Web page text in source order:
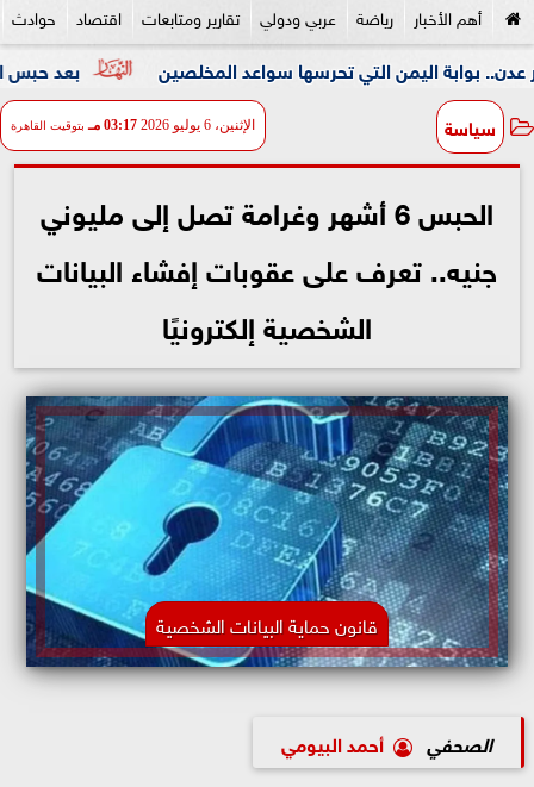
أهم الأخبار رياضة عربي ودولي تقارير ومتابعات اقتصاد حوادث
بعد حبس المتهم 4 أيام.. دفن جثمان الأب المقتول على يد ابنه بالإسكندرية اليمن التي تحرسها سواعد المخلصين
سياسة الإثنين، 6 يوليو 2026 03:17 مـ بتوقيت القاهرة
الحبس 6 أشهر وغرامة تصل إلى مليوني
جنيه.. تعرف على عقوبات إفشاء البيانات
الشخصية إلكترونيًا
قانون حماية البيانات الشخصية
الصحفي أحمد البيومي